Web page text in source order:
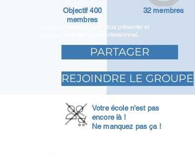
Utilisez cet espace pour vous présenter et
partager votre parcours professionnel.
Objectif 400
membres
32 membres
PARTAGER
REJOINDRE LE GROUPE
Votre école n'est pas
encore là !
Ne manquez pas ça !